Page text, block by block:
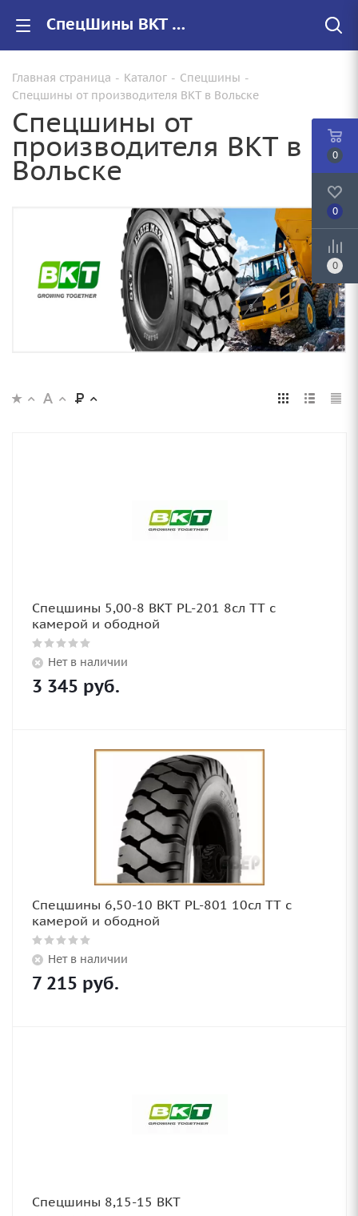
СпецШины BKT купить в Вольске, цены на резину BKT
Главная страница - Каталог - Спецшины -
Спецшины от производителя BKT в Вольске
Спецшины от
производителя BKT в
Вольске
Спецшины 5,00-8 BKT PL-201 8сл TT с
камерой и ободной
Нет в наличии
3 345 руб.
Спецшины 6,50-10 BKT PL-801 10сл TT с
камерой и ободной
Нет в наличии
7 215 руб.
Спецшины 8,15-15 BKT
0
0
0